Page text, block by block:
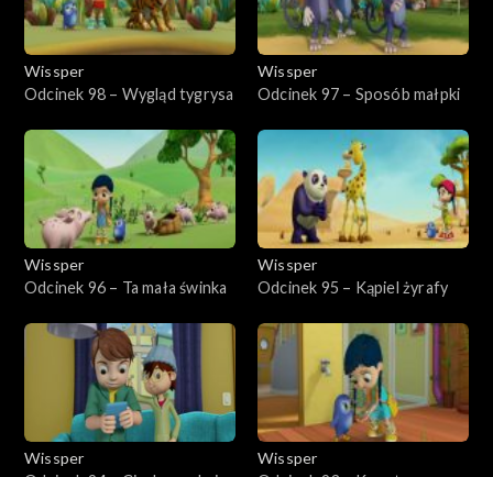
Wissper
Odcinek 98 – Wygląd tygrysa
Wissper
Odcinek 97 – Sposób małpki
Wissper
Odcinek 96 – Ta mała świnka
Wissper
Odcinek 95 – Kąpiel żyrafy
Wissper
Wissper